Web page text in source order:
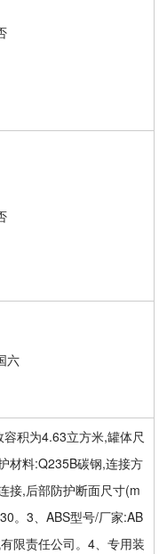
六
积为4.63立方米,罐体尺
材料:Q235B碳钢,连接方
接,后部防护断面尺寸(m
。3、ABS型号/厂家:AB
限责任公司。4、专用装